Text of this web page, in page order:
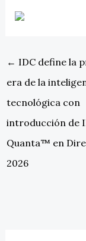
← IDC define la
era de la
tecnológica con
introducción de
Quanta™ en
2026